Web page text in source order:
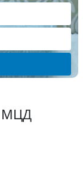
МЦД